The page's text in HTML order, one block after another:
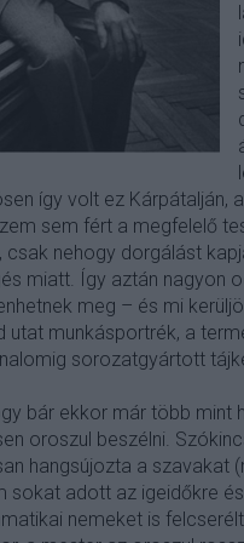
így volt ez
sem fért a megfelelő
csak nehogy dorgálást
miatt. Így aztán nagyon
meg – és mi
utat munkásportrék, a
sorozatgyártott
bár ekkor már több mint
oroszul beszélni.
hangsújozta a szavakat
sokat adott az igeidőkre
nemeket is